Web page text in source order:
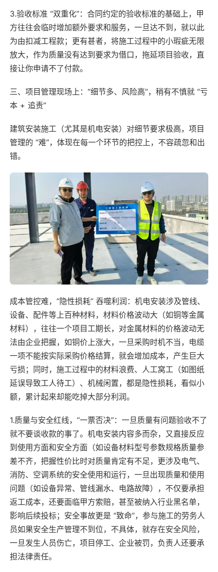
3.验收标准 “双重化”：合同约定的验收标准的基础上，甲
方往往会临时增加额外要求和服务，一旦达不到，就以此
为由扣减工程款；更有甚者，将施工过程中的小瑕疵无限
放大，作为质量没有达到要求为借口，拖延项目验收，直
接让你申请不了付款。
三、项目管理现场上：“细节多、风险高”，稍有不慎就 “亏
本 + 追责”
建筑安装施工（尤其是机电安装）对细节要求极高，项目
管理的 “难”，体现在每一个环节的把控上，不容疏忽和出
错。
成本管控难，“隐性损耗” 吞噬利润：机电安装涉及管线、
设备、配件等上百种材料，材料价格波动大（如铜等金属
材料），往往一个项目工期长，对金属材料的价格波动无
法由企业把握，如铜价上涨大，一旦采购时机不当，电缆
一项不能按实际采购价格结算，就会增加成本，产生巨大
亏损；同时，施工过程中的材料浪费、人工窝工（如图纸
延误导致工人待工）、机械闲置，都是隐性损耗，看似小
额，累计起来却能吃掉大部分利润。
1.质量与安全红线，“一票否决”：一旦质量有问题验收不了
就不要谈收款的事了。机电安装内容多而杂，又直接反应
到使用方面和安全方面（如设备材料型号参数规格质量参
差不齐，把握性价比时对质量肯定有不足，更涉及电气、
消防、空调系统的安全使用和运行，一旦出现质量和使用
问题（如设备异常、管线漏水、电路故障），不仅要承担
返工成本，还要面临甲方索赔，甚至被纳入行业黑名单，
影响后续投标；安全事故更是 “致命”，参与施工的劳务人
员如果安全生产管理不到位，不具体，就存在安全风险，
一旦发生人员伤亡，项目停工、企业被罚，负责人还要承
担法律责任。